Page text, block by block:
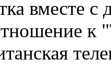
вместе
к